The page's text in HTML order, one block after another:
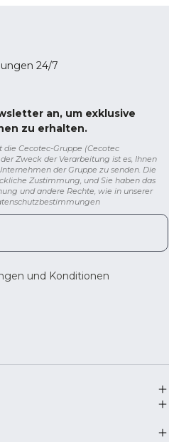
24/7
an, um exklusive
zu erhalten.
Cecotec-Gruppe (Cecotec
Zweck der Verarbeitung ist es, Ihnen
der Gruppe zu senden. Die
Zustimmung, und Sie haben das
und andere Rechte, wie in unserer
und Konditionen